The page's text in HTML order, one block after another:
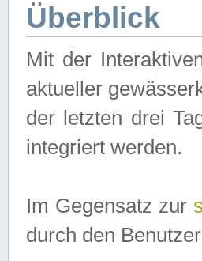
Überblick
Mit der
aktueller
der letzten drei
integriert werden.
Im Gegensatz zur
durch den